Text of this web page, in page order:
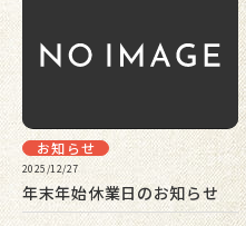
お知らせ
2025/12/27
年末年始休業日のお知らせ